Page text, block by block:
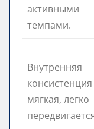
активными
темпами.
Внутренняя
консистенция
мягкая, легко